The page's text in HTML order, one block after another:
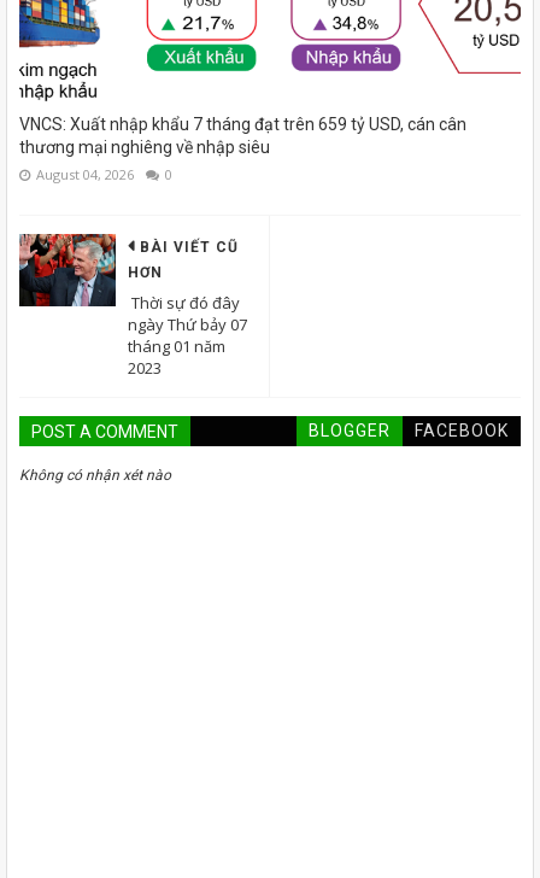
VNCS: Xuất nhập khẩu 7 tháng đạt trên 659 tỷ USD, cán cân
thương mại nghiêng về nhập siêu
August 04, 2026 0
BÀI VIẾT CŨ
HƠN
Thời sự đó đây
ngày Thứ bảy 07
tháng 01 năm
2023
POST A COMMENT BLOGGER FACEBOOK
Không có nhận xét nào